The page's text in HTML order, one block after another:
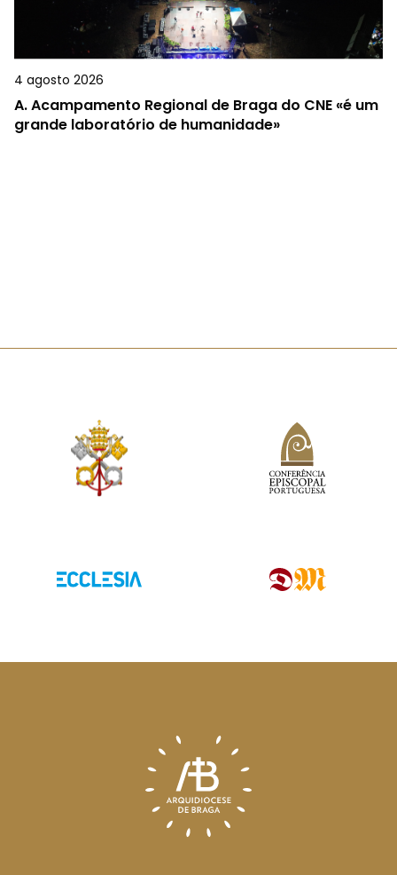
4 agosto 2026
A.Acampamento Regional de Braga do CNE «é um
grande laboratório de humanidade»